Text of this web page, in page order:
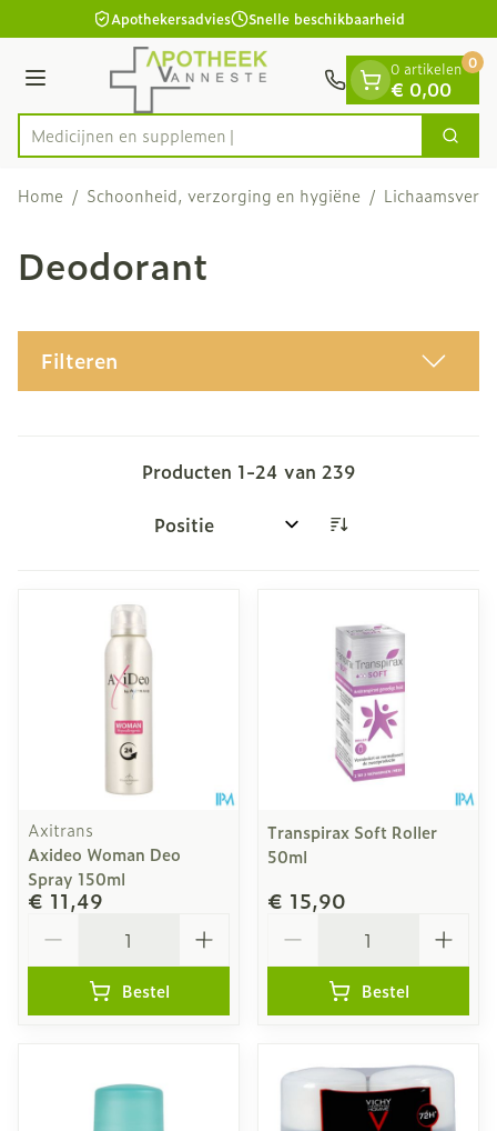
Ga naar de inhoudApothekersadvies Snelle beschikbaarheid
Menu
Product, merk, categorie...
Medicij Zoek
0 artikelen
€ 0,00
0
Home / Schoonheid, verzorging en hygiëne /
Deodorant
Filteren
Producten 1-24 van 239
Sorteer op:
Axitrans
Axideo Woman Deo
Spray 150ml
€ 11,49
Bestel
Transpirax Soft Roller
50ml
€ 15,90
Bestel